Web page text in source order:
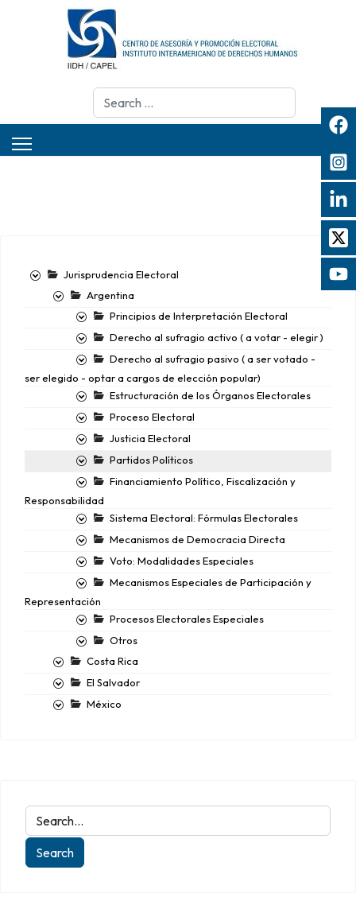
Search
Jurisprudencia Electoral
Argentina
Principios de Interpretación Electoral
Derecho al sufragio activo ( a votar - elegir )
Derecho al sufragio pasivo ( a ser votado -
ser elegido - optar a cargos de elección popular)
Estructuración de los Órganos Electorales
Proceso Electoral
Justicia Electoral
Partidos Políticos
Financiamiento Político, Fiscalización y
Responsabilidad
Sistema Electoral: Fórmulas Electorales
Mecanismos de Democracia Directa
Voto: Modalidades Especiales
Mecanismos Especiales de Participación y
Representación
Procesos Electorales Especiales
Otros
Costa Rica
El Salvador
México